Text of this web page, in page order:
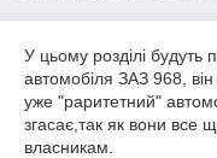
У цьому розділі будуть
автомобіля ЗАЗ 968,
уже "раритетний"
згасає,так як вони все
власникам.